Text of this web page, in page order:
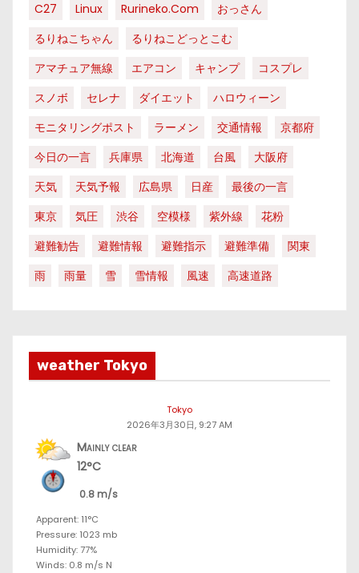
C27 Linux Rurineko.com
おっさん
るりねこちゃん
るりねこどっとこむ
アマチュア無線
エアコン キャンプ
コスプレ
スノボ
セレナ ダイエット
ハロウィーン
モニタリングポスト
ラーメン 交通情報
京都府
今日の一言
兵庫県 北海道 台風
大阪府
天気
天気予報 広島県 日産
最後の一言
東京
気圧 渋谷 空模様 紫外線
花粉
避難勧告
避難情報 避難指示 避難準備
関東
雨
雨量 雪 雪情報 風速 高速道路
weather Tokyo
Tokyo
2026年3月30日, 9:27 AM
Mainly clear
12°C
0.8 m/s
Apparent: 11°C
Pressure: 1023 mb
Humidity: 77%
Winds: 0.8 m/s N